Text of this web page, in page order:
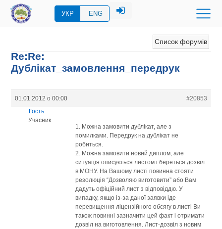
УКР ENG
Список форумів
Re:Re:
Дублікат_замовлення_передрук
01.01.2012 о 00:00
#20853
Гость
Учасник
1. Можна замовити дублікат, але з
помилками. Передрук на дублікат не
робиться.
2. Можна замовити новий диплом, але
ситуація описується листом і береться дозвіл
в МОНУ. На Вашому листі повинна стояти
резолюція “Дозволяю виготовити” або Вам
дадуть офіційний лист з відповіддю. У
випадку, якщо із-за даної заявки іде
перевищення ліцензійного обсягу в листі Ви
також повинні зазначити цей факт і отримати
дозвіл на виготовлення. Лист-дозвіл з новим